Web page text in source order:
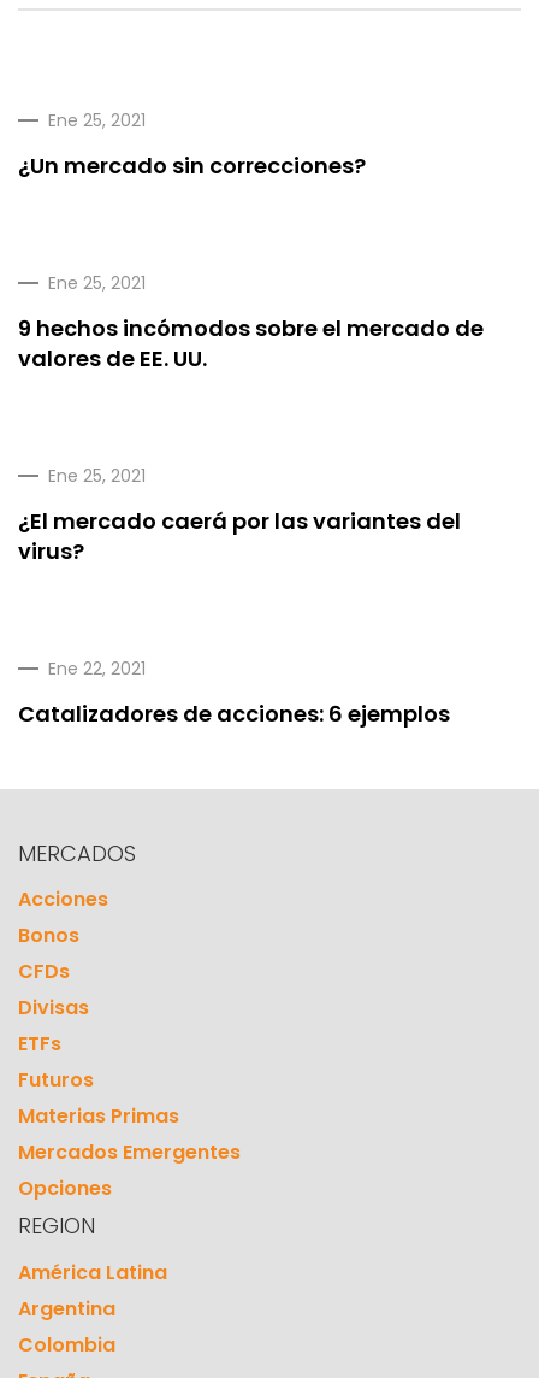
Ene 25, 2021
¿Un mercado sin correcciones?
Ene 25, 2021
9 hechos incómodos sobre el mercado de
valores de EE. UU.
Ene 25, 2021
¿El mercado caerá por las variantes del
virus?
Ene 22, 2021
Catalizadores de acciones: 6 ejemplos
MERCADOS
Acciones
Bonos
CFDs
Divisas
ETFs
Futuros
Materias Primas
Mercados Emergentes
Opciones
REGION
América Latina
Argentina
Colombia